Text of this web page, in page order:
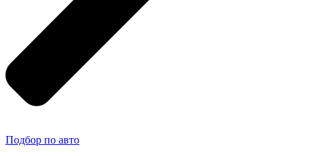
Подбор по авто